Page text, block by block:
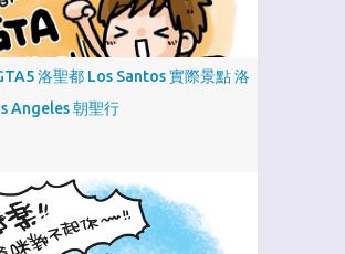
洛聖都 Los Santos 實際景點 洛
Angeles 朝聖行